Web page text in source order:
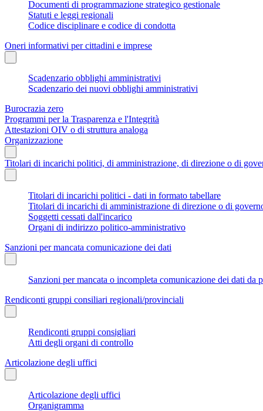
Documenti di programmazione strategico gestionale
Statuti e leggi regionali
Codice disciplinare e codice di condotta
Oneri informativi per cittadini e imprese
Scadenzario obblighi amministrativi
Scadenzario dei nuovi obblighi amministrativi
Burocrazia zero
Programmi per la Trasparenza e l'Integrità
Attestazioni OIV o di struttura analoga
Organizzazione
Titolari di incarichi politici, di amministrazione, di direzione o di
Titolari di incarichi politici - dati in formato tabellare
Titolari di incarichi di amministrazione di direzione o di
Soggetti cessati dall'incarico
Organi di indirizzo politico-amministrativo
Sanzioni per mancata comunicazione dei dati
Sanzioni per mancata o incompleta comunicazione dei dati
Rendiconti gruppi consiliari regionali/provinciali
Rendiconti gruppi consigliari
Atti degli organi di controllo
Articolazione degli uffici
Articolazione degli uffici
Organigramma